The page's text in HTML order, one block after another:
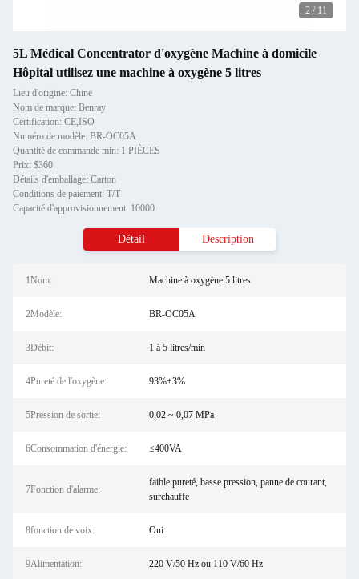
2 / 11
5L Médical Concentrator d'oxygène Machine à domicile
Hôpital utilisez une machine à oxygène 5 litres
Lieu d'origine: Chine
Nom de marque: Benray
Certification: CE,ISO
Numéro de modèle: BR-OC05A
Quantité de commande min: 1 PIÈCES
Prix: $360
Détails d'emballage: Carton
Conditions de paiement: T/T
Capacité d'approvisionnement: 10000
Détail Description
1Nom: Machine à oxygène 5 litres
2Modèle: BR-OC05A
3Débit: 1 à 5 litres/min
4Pureté de l'oxygène: 93%±3%
5Pression de sortie: 0,02 ~ 0,07 MPa
6Consommation d'énergie: ≤400VA
7Fonction d'alarme:
faible pureté, basse pression, panne de courant,
surchauffe
8fonction de voix: Oui
9Alimentation: 220 V/50 Hz ou 110 V/60 Hz